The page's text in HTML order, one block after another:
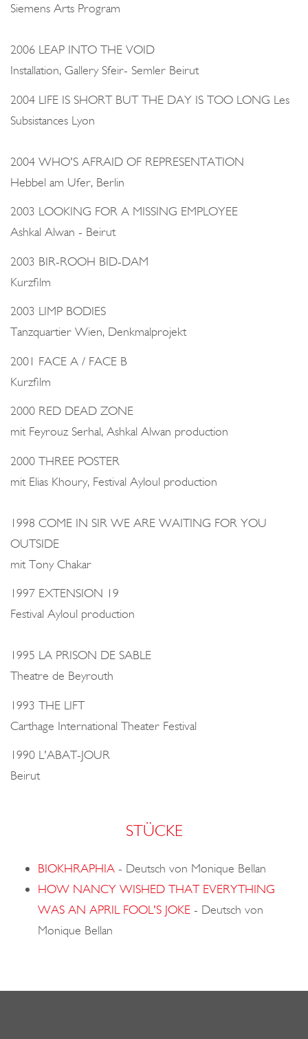
Siemens Arts Program
2006 LEAP INTO THE VOID
Installation, Gallery Sfeir- Semler Beirut
2004 LIFE IS SHORT BUT THE DAY IS TOO LONG Les
Subsistances Lyon
2004 WHO'S AFRAID OF REPRESENTATION
Hebbel am Ufer, Berlin
2003 LOOKING FOR A MISSING EMPLOYEE
Ashkal Alwan - Beirut
2003 BIR-ROOH BID-DAM
Kurzfilm
2003 LIMP BODIES
Tanzquartier Wien, Denkmalprojekt
2001 FACE A / FACE B
Kurzfilm
2000 RED DEAD ZONE
mit Feyrouz Serhal, Ashkal Alwan production
2000 THREE POSTER
mit Elias Khoury, Festival Ayloul production
1998 COME IN SIR WE ARE WAITING FOR YOU
OUTSIDE
mit Tony Chakar
1997 EXTENSION 19
Festival Ayloul production
1995 LA PRISON DE SABLE
Theatre de Beyrouth
1993 THE LIFT
Carthage International Theater Festival
1990 L'ABAT-JOUR
Beirut
STÜCKE
BIOKHRAPHIA - Deutsch von Monique Bellan
HOW NANCY WISHED THAT EVERYTHING
WAS AN APRIL FOOL'S JOKE - Deutsch von
Monique Bellan